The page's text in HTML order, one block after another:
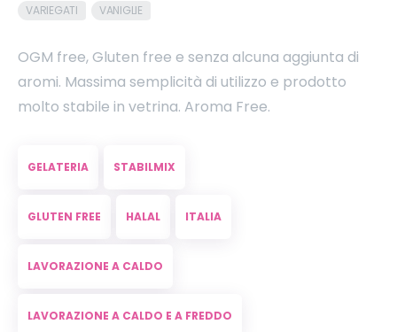
VARIEGATI
VANIGLIE
OGM free, Gluten free e senza alcuna aggiunta di
aromi. Massima semplicità di utilizzo e prodotto
molto stabile in vetrina. Aroma Free.
GELATERIA STABILMIX
GLUTEN FREE HALAL ITALIA
LAVORAZIONE A CALDO
LAVORAZIONE A CALDO E A FREDDO